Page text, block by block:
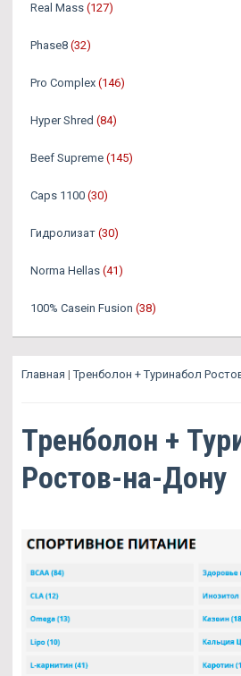
Real Mass (127)
Phase8 (32)
Pro Complex (146)
Hyper Shred (84)
Beef Supreme (145)
Caps 1100 (30)
Гидролизат (30)
Norma Hellas (41)
100% Casein Fusion (38)
Главная |Тренболон + Туринабол
Тренболон +
Ростов-на-Дону